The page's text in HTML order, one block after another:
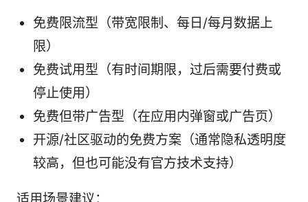
免费限流型（带宽限制、每日/每月数据上
限）
免费试用型（有时间期限，过后需要付费或
停止使用）
免费但带广告型（在应用内弹窗或广告页）
开源/社区驱动的免费方案（通常隐私透明度
较高，但也可能没有官方技术支持）